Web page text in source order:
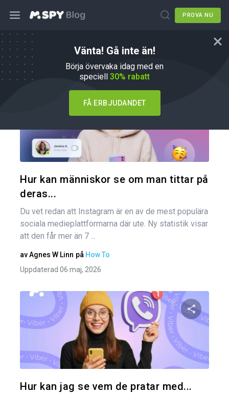
PROVA NU
Vänta! Gå inte än!
Börja övervaka idag med en
speciell 30% rabatt
FÅ ERBJUDANDET
Hur du gör
Hur kan människor se om man tittar på
deras...
Du vet redan att Instagram är en av de mest populära
sociala medieplattformarna där ute. Ny statistik visar
att den får mer än 7 ...
avAgnes W Linn på How To
Uppdaterad 06 maj, 2026
Hur kan jag se vem de pratar med...